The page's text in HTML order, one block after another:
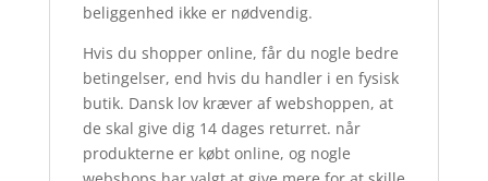
beliggenhed ikke er nødvendig.
Hvis du shopper online, får du nogle bedre
betingelser, end hvis du handler i en fysisk
butik. Dansk lov kræver af webshoppen, at
de skal give dig 14 dages returret. når
produkterne er købt online, og nogle